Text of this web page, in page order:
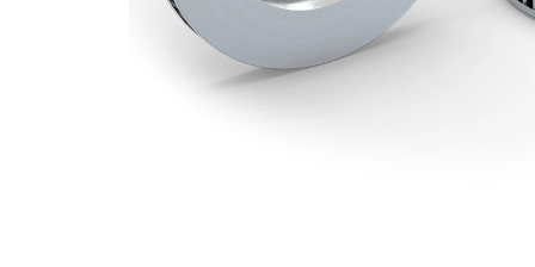
Suprafata
acoperit
protector)